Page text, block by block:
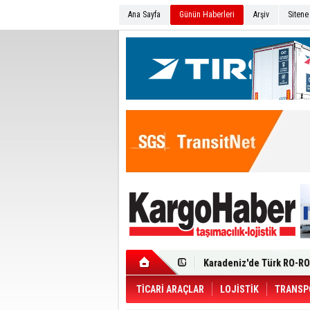
Ana Sayfa Günün Haberleri Arşiv
Ege Bölgesi'nin ilk
Durumu Ağır
Turhan Özen Saudia
Turkish Cargo’dan
Renault Trucks T 480
TİCARİ ARAÇLAR LOJİSTİK